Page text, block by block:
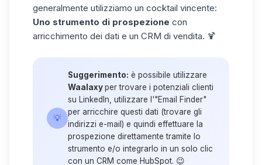
generalmente utilizziamo un cocktail vincente:
Uno strumento di prospezione con
arricchimento dei dati e un CRM di vendita. 🍹
💡
Suggerimento: è possibile utilizzare
Waalaxyper trovare i potenziali clienti
su LinkedIn, utilizzare l'"Email Finder"
per arricchire questi dati (trovare gli
indirizzi e-mail) e quindi effettuare la
prospezione direttamente tramite lo
strumento e/o integrarlo in un solo clic
con un CRM come HubSpot. 😉